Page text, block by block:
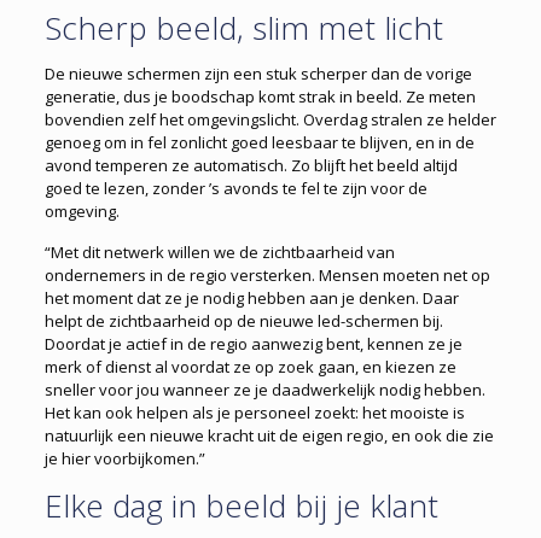
Scherp beeld, slim met licht
De nieuwe schermen zijn een stuk scherper dan de vorige
generatie, dus je boodschap komt strak in beeld. Ze meten
bovendien zelf het omgevingslicht. Overdag stralen ze helder
genoeg om in fel zonlicht goed leesbaar te blijven, en in de
avond temperen ze automatisch. Zo blijft het beeld altijd
goed te lezen, zonder ’s avonds te fel te zijn voor de
omgeving.
“Met dit netwerk willen we de zichtbaarheid van
ondernemers in de regio versterken. Mensen moeten net op
het moment dat ze je nodig hebben aan je denken. Daar
helpt de zichtbaarheid op de nieuwe led-schermen bij.
Doordat je actief in de regio aanwezig bent, kennen ze je
merk of dienst al voordat ze op zoek gaan, en kiezen ze
sneller voor jou wanneer ze je daadwerkelijk nodig hebben.
Het kan ook helpen als je personeel zoekt: het mooiste is
natuurlijk een nieuwe kracht uit de eigen regio, en ook die zie
je hier voorbijkomen.”
Elke dag in beeld bij je klant